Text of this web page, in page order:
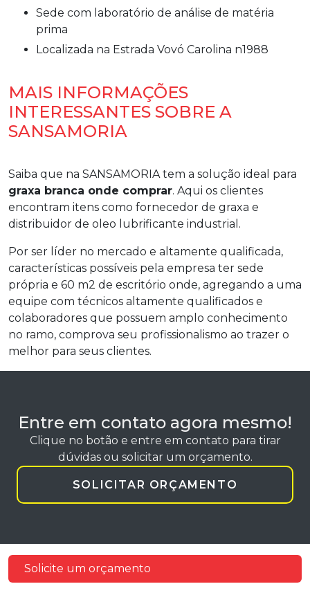
sede com laboratório de análise de matéria
prima
localizada na Estrada Vovó Carolina n1988
MAIS INFORMAÇÕES
INTERESSANTES SOBRE A
SANSAMORIA
Saiba que na SANSAMORIA tem a solução ideal para
graxa branca onde comprar. Aqui os clientes
encontram itens como fornecedor de graxa e
distribuidor de oleo lubrificante industrial.
Por ser líder no mercado e altamente qualificada,
características possíveis pela empresa ter sede
própria e 60 m2 de escritório onde, agregando a uma
equipe com técnicos altamente qualificados e
colaboradores que possuem amplo conhecimento
no ramo, comprova seu profissionalismo ao trazer o
melhor para seus clientes.
Entre em contato agora mesmo!
Clique no botão e entre em contato para tirar
dúvidas ou solicitar um orçamento.
SOLICITAR ORÇAMENTO
Solicite um orçamento